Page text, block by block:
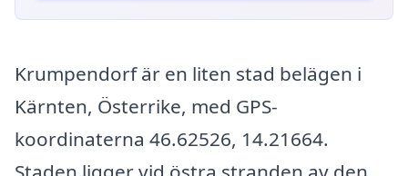
Krumpendorf är en liten stad belägen i
Kärnten, Österrike, med GPS-
koordinaterna 46.62526, 14.21664.